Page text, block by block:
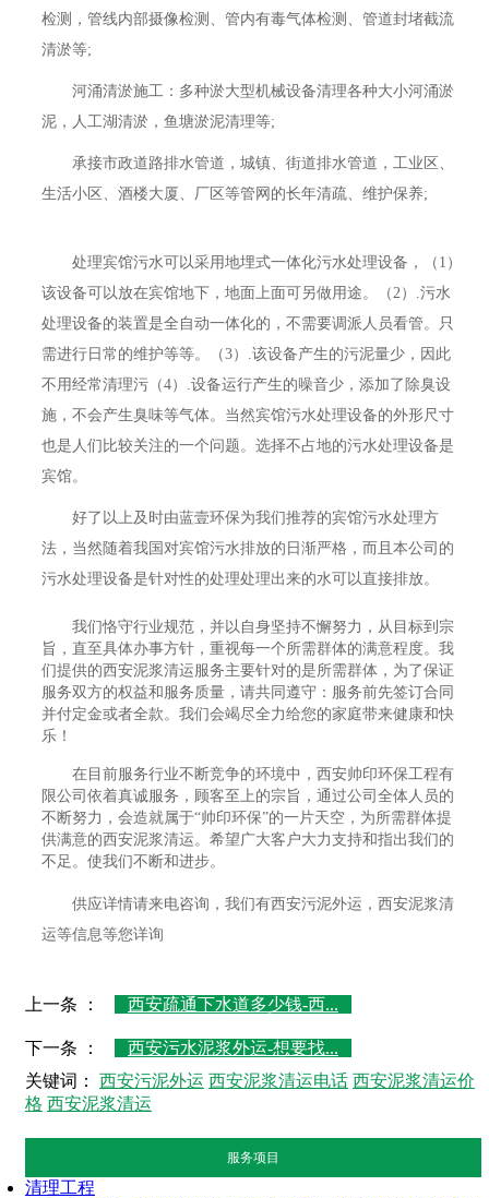
检测，管线内部摄像检测、管内有毒气体检测、管道封堵截流
清淤等;
河涌清淤施工：多种淤大型机械设备清理各种大小河涌淤
泥，人工湖清淤，鱼塘淤泥清理等;
承接市政道路排水管道，城镇、街道排水管道，工业区、
生活小区、酒楼大厦、厂区等管网的长年清疏、维护保养;
处理宾馆污水可以采用地埋式一体化污水处理设备，（1）
该设备可以放在宾馆地下，地面上面可另做用途。（2）.污水
处理设备的装置是全自动一体化的，不需要调派人员看管。只
需进行日常的维护等等。（3）.该设备产生的污泥量少，因此
不用经常清理污（4）.设备运行产生的噪音少，添加了除臭设
施，不会产生臭味等气体。当然宾馆污水处理设备的外形尺寸
也是人们比较关注的一个问题。选择不占地的污水处理设备是
宾馆。
好了以上及时由蓝壹环保为我们推荐的宾馆污水处理方
法，当然随着我国对宾馆污水排放的日渐严格，而且本公司的
污水处理设备是针对性的处理处理出来的水可以直接排放。
我们恪守行业规范，并以自身坚持不懈努力，从目标到宗
旨，直至具体办事方针，重视每一个所需群体的满意程度。我
们提供的西安泥浆清运服务主要针对的是所需群体，为了保证
服务双方的权益和服务质量，请共同遵守：服务前先签订合同
并付定金或者全款。我们会竭尽全力给您的家庭带来健康和快
乐！
在目前服务行业不断竞争的环境中，西安帅印环保工程有
限公司依着真诚服务，顾客至上的宗旨，通过公司全体人员的
不断努力，会造就属于“帅印环保”的一片天空，为所需群体提
供满意的西安泥浆清运。希望广大客户大力支持和指出我们的
不足。使我们不断和进步。
供应详情请来电咨询，我们有西安污泥外运，西安泥浆清
运等信息等您详询
上一条 ： 西安疏通下水道多少钱-西...
下一条 ：
西安污水泥浆外运-想要找...
关键词： 西安污泥外运 西安泥浆清运电话 西安泥浆清运价
格 西安泥浆清运
服务项目
清理工程